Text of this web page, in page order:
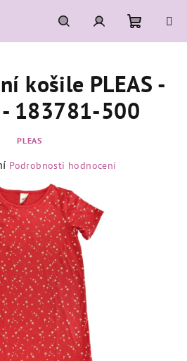
HledatPřihlášeníNákupní
košík
košile PLEAS -
- 183781-500
PLEAS
Podrobnosti hodnocení